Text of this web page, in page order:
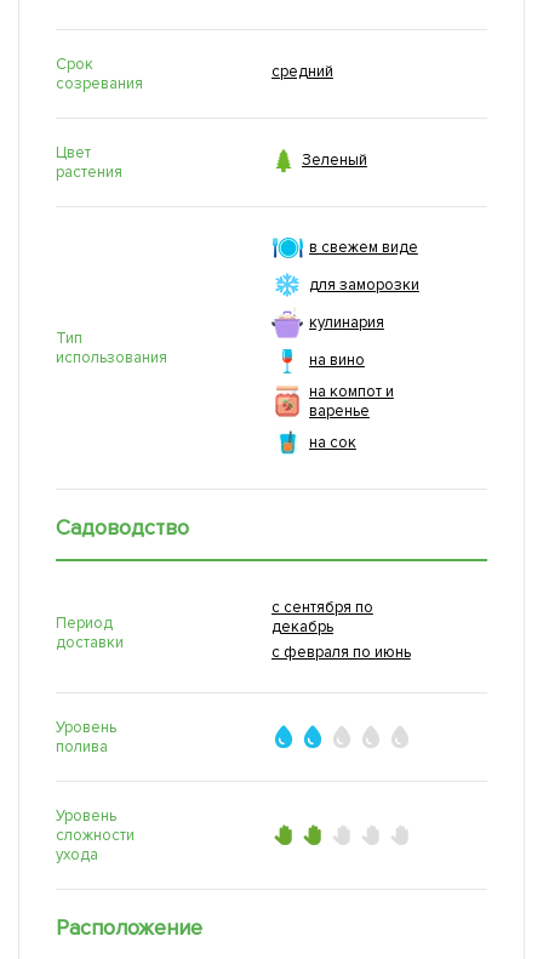
Срок
созревания
средний
Цвет
растения
 Зеленый
Тип
использования
в свежем виде
для заморозки
кулинария
на вино
на компот и
варенье
на сок
Садоводство
Период
доставки
с сентября по
декабрь
с февраля по июнь
Уровень
полива
Уровень
сложности
ухода
Расположение